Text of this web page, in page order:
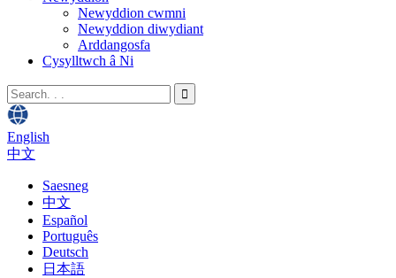
Newyddion cwmni
Newyddion diwydiant
Arddangosfa
Cysylltwch â Ni
English
中文
Saesneg
中文
Español
Português
Deutsch
日本語